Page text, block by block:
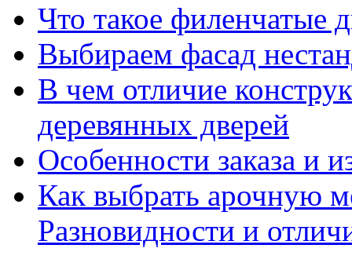
Что такое филенчатые
Выбираем фасад
В чем отличие
деревянных дверей
Особенности заказа и
Как выбрать арочную
Разновидности и